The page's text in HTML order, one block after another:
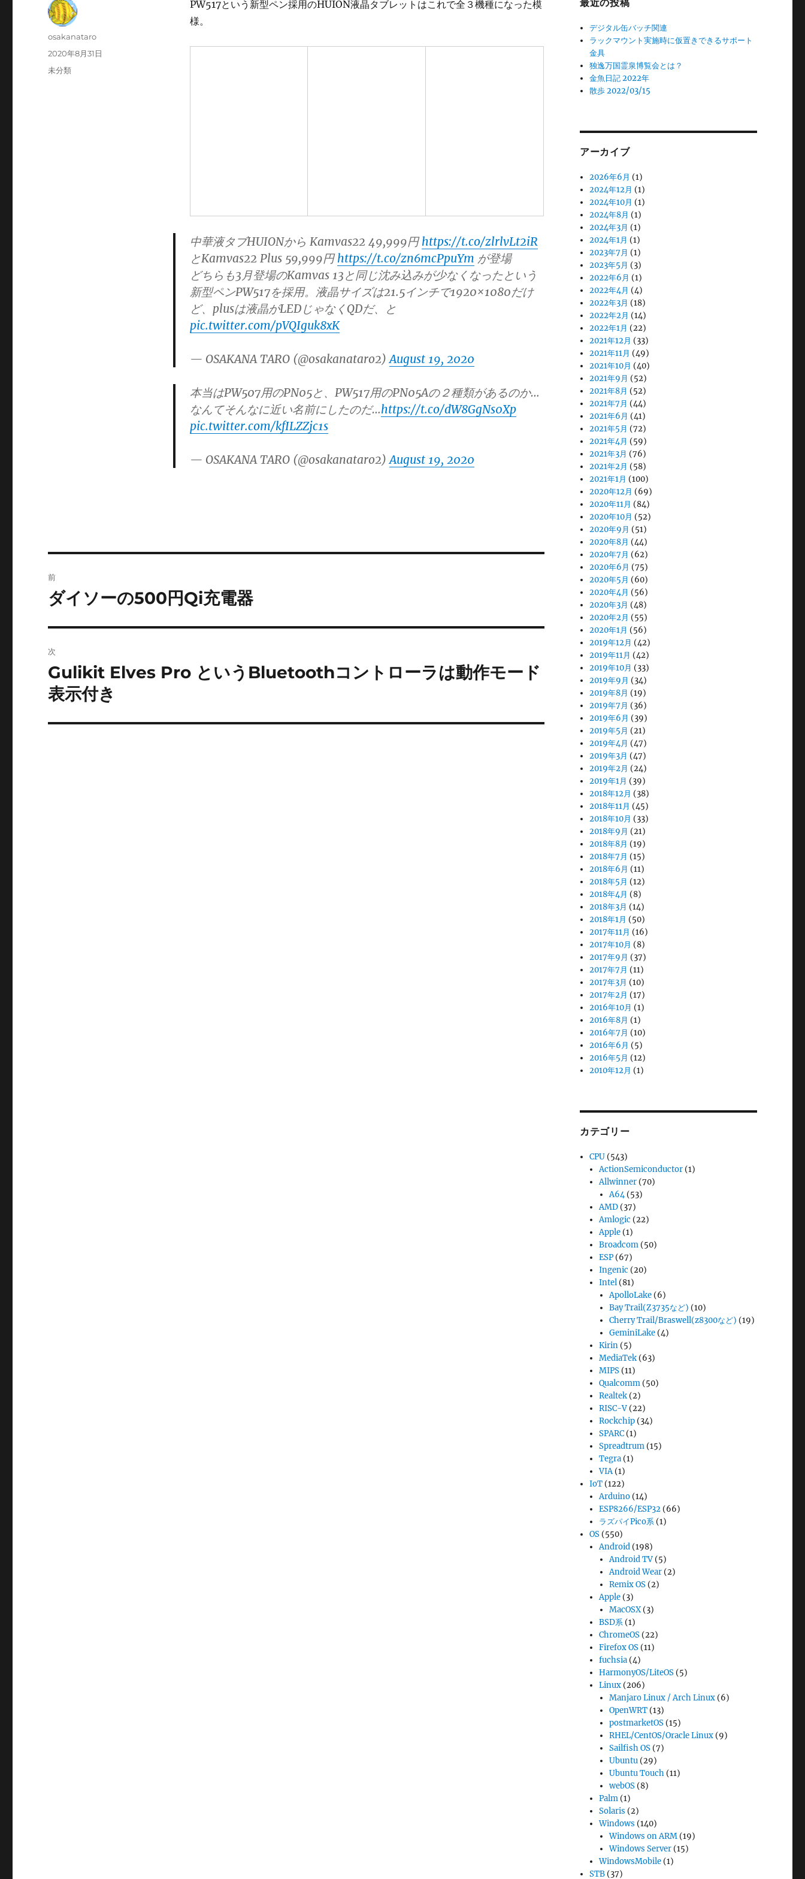
PW517という新型ペン採用のHUION液晶タブレットはこれで全３機種になった模
様。
中華液タブHUIONから Kamvas22 49,999円https://t.co/zlrlvLt2iR
とKamvas22 Plus 59,999円https://t.co/zn6mcPpuYm が登場
どちらも3月登場のKamvas 13と同じ沈み込みが少なくなったという
新型ペンPW517を採用。液晶サイズは21.5インチで1920×1080だけ
ど、plusは液晶がLEDじゃなくQDだ、と
pic.twitter.com/pVQIguk8xK
— OSAKANA TARO (@osakanataro2)August 19, 2020
本当はPW507用のPN05と、PW517用のPN05Aの２種類があるのか…
なんてそんなに近い名前にしたのだ…https://t.co/dW8GgNs0Xp
pic.twitter.com/kfILZZjc1s
— OSAKANA TARO (@osakanataro2)August 19, 2020
投
osakanataro
投
稿
2020年8月31日
カ
未分類
稿
ゲ
ー
前
前
投
稿:
ダイソーの500円Qi充電器
次
次
の
投
稿:
Gulikit Elves Pro というBluetoothコントローラは動作モード
表示付き
最近の投稿
デジタル缶バッチ関連
ラックマウント実施時に仮置きできるサポート
金具
独逸万国霊泉博覧会とは？
金魚日記 2022年
散歩 2022/03/15
アーカイブ
2026年6月 (1)
2024年12月 (1)
2024年10月 (1)
2024年8月 (1)
2024年3月 (1)
2024年1月 (1)
2023年7月 (1)
2023年5月 (3)
2022年6月 (1)
2022年4月 (4)
2022年3月 (18)
2022年2月 (14)
2022年1月 (22)
2021年12月 (33)
2021年11月 (49)
2021年10月 (40)
2021年9月 (52)
2021年8月 (52)
2021年7月 (44)
2021年6月 (41)
2021年5月 (72)
2021年4月 (59)
2021年3月 (76)
2021年2月 (58)
2021年1月 (100)
2020年12月 (69)
2020年11月 (84)
2020年10月 (52)
2020年9月 (51)
2020年8月 (44)
2020年7月 (62)
2020年6月 (75)
2020年5月 (60)
2020年4月 (56)
2020年3月 (48)
2020年2月 (55)
2020年1月 (56)
2019年12月 (42)
2019年11月 (42)
2019年10月 (33)
2019年9月 (34)
2019年8月 (19)
2019年7月 (36)
2019年6月 (39)
2019年5月 (21)
2019年4月 (47)
2019年3月 (47)
2019年2月 (24)
2019年1月 (39)
2018年12月 (38)
2018年11月 (45)
2018年10月 (33)
2018年9月 (21)
2018年8月 (19)
2018年7月 (15)
2018年6月 (11)
2018年5月 (12)
2018年4月 (8)
2018年3月 (14)
2018年1月 (50)
2017年11月 (16)
2017年10月 (8)
2017年9月 (37)
2017年7月 (11)
2017年3月 (10)
2017年2月 (17)
2016年10月 (1)
2016年8月 (1)
2016年7月 (10)
2016年6月 (5)
2016年5月 (12)
2010年12月 (1)
カテゴリー
CPU (543)
ActionSemiconductor (1)
Allwinner (70)
A64(53)
AMD (37)
Amlogic (22)
Apple (1)
Broadcom (50)
ESP (67)
Ingenic (20)
Intel (81)
ApolloLake(6)
Bay Trail(Z3735など) (10)
Cherry Trail/Braswell(z8300など) (19)
GeminiLake(4)
Kirin (5)
MediaTek (63)
MIPS (11)
Qualcomm (50)
Realtek (2)
RISC-V (22)
Rockchip (34)
SPARC (1)
Spreadtrum (15)
Tegra (1)
VIA(1)
IoT (122)
Arduino (14)
ESP8266/ESP32 (66)
ラズパイPico系 (1)
OS (550)
Android (198)
Android TV(5)
Android Wear(2)
Remix OS(2)
Apple (3)
MacOSX(3)
BSD系 (1)
ChromeOS (22)
Firefox OS (11)
fuchsia (4)
HarmonyOS/LiteOS (5)
Linux (206)
Manjaro Linux / Arch Linux(6)
OpenWRT(13)
postmarketOS(15)
RHEL/CentOS/Oracle Linux(9)
Sailfish OS(7)
Ubuntu(29)
Ubuntu Touch(11)
webOS(8)
Palm (1)
Solaris (2)
Windows (140)
Windows on ARM(19)
Windows Server(15)
WindowsMobile (1)
STB (37)